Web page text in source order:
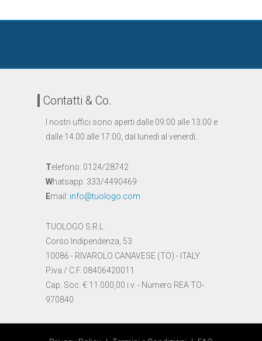
Contatti & Co.
I nostri uffici sono aperti dalle 09:00 alle 13.00 e
dalle 14.00 alle 17:00, dal lunedì al venerdì.
Telefono: 0124/28742
Whatsapp: 333/4490469
Email: info@tuologo.com
TUOLOGO S.R.L.
Corso Indipendenza, 53
10086 - RIVAROLO CANAVESE (TO) - ITALY
P.iva / C.F. 08406420011
Cap. Soc. € 11.000,00 i.v. - Numero REA TO-
970840